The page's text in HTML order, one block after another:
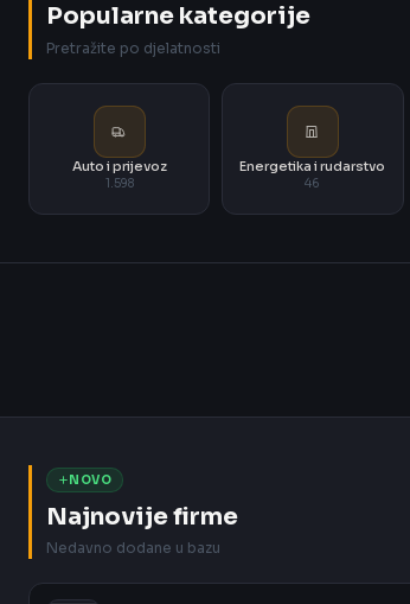
Popularne kategorije
Pretražite po djelatnosti
Auto i prijevoz
1.598
Energetika i rudarstvo
46
NOVO
Najnovije firme
Nedavno dodane u bazu